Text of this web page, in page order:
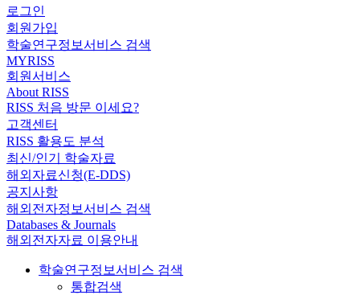
로그인
회원가입
학술연구정보서비스 검색
MYRISS
회원서비스
About RISS
RISS 처음 방문 이세요?
고객센터
RISS 활용도 분석
최신/인기 학술자료
해외자료신청(E-DDS)
공지사항
해외전자정보서비스 검색
Databases & Journals
해외전자자료 이용안내
학술연구정보서비스 검색
통합검색